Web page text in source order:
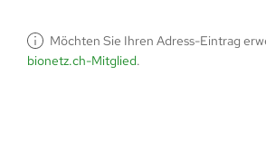
Möchten Sie Ihren Adress-Eintrag
bionetz.ch-Mitglied.